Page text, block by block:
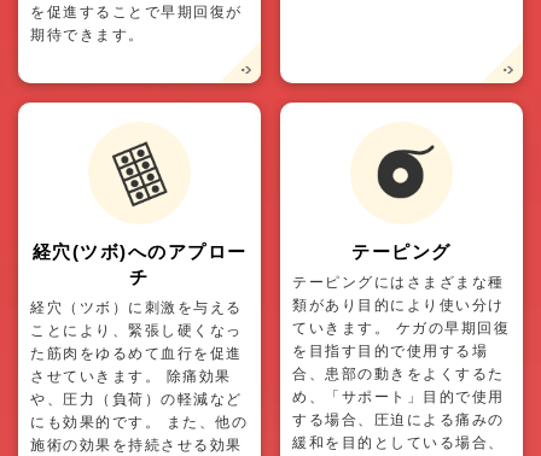
を促進することで早期回復が
期待できます。
経穴(ツボ)へのアプロー
チ
経穴（ツボ）に刺激を与える
ことにより、緊張し硬くなっ
た筋肉をゆるめて血行を促進
させていきます。 除痛効果
や、圧力（負荷）の軽減など
にも効果的です。 また、他の
施術の効果を持続させる効果
テーピング
テーピングにはさまざまな種
類があり目的により使い分け
ていきます。 ケガの早期回復
を目指す目的で使用する場
合、患部の動きをよくするた
め、「サポート」目的で使用
する場合、圧迫による痛みの
緩和を目的としている場合、